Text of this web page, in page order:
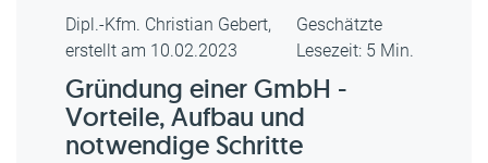
Dipl.-Kfm. Christian Gebert,
erstellt am 10.02.2023
Geschätzte
Lesezeit: 5 Min.
Gründung einer GmbH -
Vorteile, Aufbau und
notwendige Schritte